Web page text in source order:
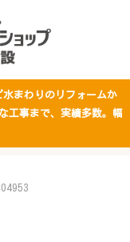
まわりのリフォームか
工事まで、実績多数。幅